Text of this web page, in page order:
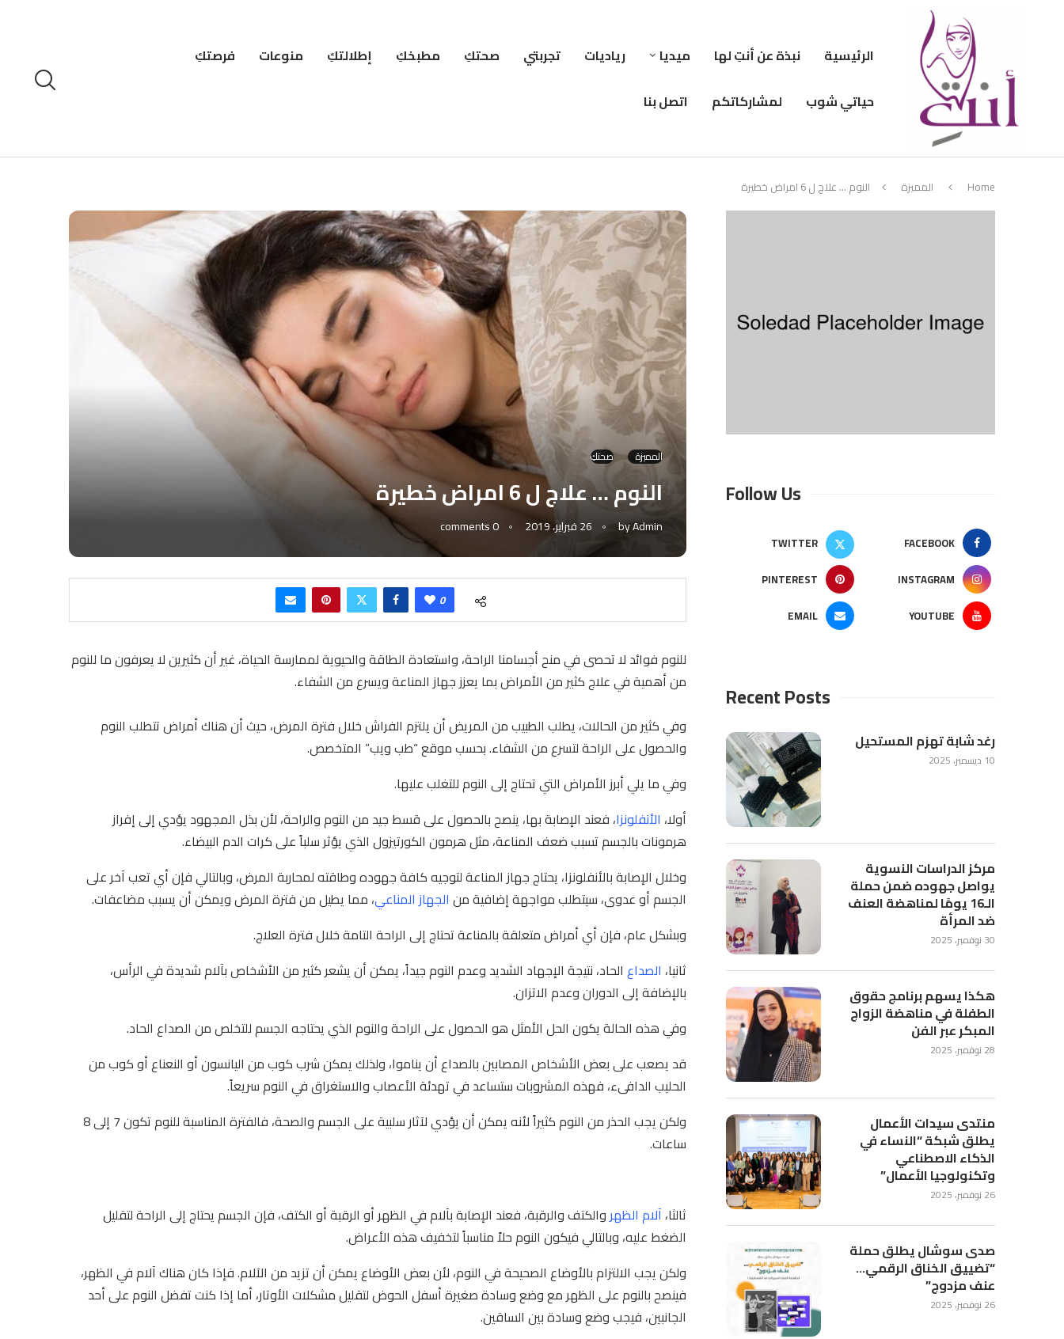
الرئيسية نبذة عن أنتِ لها ميديا رياديات تجربتي صحتكِ مطبخكِ إطلالتكِ منوعات
فرصتكِ
حياتي شوب
لمشاركاتكم اتصل بنا
Home المميزة النوم … علاج ل 6 امراض خطيرة
المميزة صحتكِ
النوم … علاج ل 6 امراض خطيرة
byAdmin 26 فبراير، 2019 0 comments
0
للنوم فوائد لا تحصى في منح أجسامنا الراحة، واستعادة الطاقة والحيوية لممارسة الحياة، غير أن كثيرين لا يعرفون ما للنوم
من أهمية في علاج كثير من الأمراض بما يعزز جهاز المناعة ويسرع من الشفاء.
وفي كثير من الحالات، يطلب الطبيب من المريض أن يلتزم الفراش خلال فترة المرض، حيث أن هناك أمراض تتطلب النوم
والحصول على الراحة لتسرع من الشفاء. بحسب موقع “طب ويب” المتخصص.
وفي ما يلي أبرز الأمراض التي تحتاج إلى النوم للتغلب عليها.
أولا، الأنفلونزا، فعند الإصابة بها، ينصح بالحصول على قسط جيد من النوم والراحة، لأن بذل المجهود يؤدي إلى إفراز
هرمونات بالجسم تسبب ضعف المناعة، مثل هرمون الكورتيزول الذي يؤثر سلباً على كرات الدم البيضاء.
وخلال الإصابة بالأنفلونزا، يحتاج جهاز المناعة لتوجيه كافة جهوده وطاقته لمحاربة المرض، وبالتالي فإن أي تعب آخر على
الجسم أو عدوى، سيتطلب مواجهة إضافية من الجهاز المناعي، مما يطيل من فترة المرض ويمكن أن يسبب مضاعفات.
وبشكل عام، فإن أي أمراض متعلقة بالمناعة تحتاج إلى الراحة التامة خلال فترة العلاج.
ثانيا، الصداع الحاد، نتيجة الإجهاد الشديد وعدم النوم جيداً، يمكن أن يشعر كثير من الأشخاص بآلام شديدة في الرأس،
بالإضافة إلى الدوران وعدم الاتزان.
وفي هذه الحالة يكون الحل الأمثل هو الحصول على الراحة والنوم الذي يحتاجه الجسم للتخلص من الصداع الحاد.
قد يصعب على بعض الأشخاص المصابين بالصداع أن يناموا، ولذلك يمكن شرب كوب من اليانسون أو النعناع أو كوب من
الحليب الدافىء، فهذه المشروبات ستساعد في تهدئة الأعصاب والاستغراق في النوم سريعاً.
ولكن يجب الحذر من النوم كثيراً لأنه يمكن أن يؤدي لآثار سلبية على الجسم والصحة، فالفترة المناسبة للنوم تكون 7 إلى 8
ساعات.
ثالثا، آلام الظهر والكتف والرقبة، فعند الإصابة بآلام في الظهر أو الرقبة أو الكتف، فإن الجسم يحتاج إلى الراحة لتقليل
الضغط عليه، وبالتالي فيكون النوم حلاً مناسباً لتخفيف هذه الأعراض.
ولكن يجب الالتزام بالأوضاع الصحيحة في النوم، لأن بعض الأوضاع يمكن أن تزيد من الآلام. فإذا كان هناك آلام في الظهر،
فينصح بالنوم على الظهر مع وضع وسادة صغيرة أسفل الحوض لتقليل مشكلات الأوتار، أما إذا كنت تفضل النوم على أحد
الجانبين، فيجب وضع وسادة بين الساقين.
Follow Us
FACEBOOK
TWITTER
INSTAGRAM
PINTEREST
YOUTUBE
EMAIL
Recent Posts
رغد شابة تهزم المستحيل
10 ديسمبر، 2025
مركز الدراسات النسوية
يواصل جهوده ضمن حملة
الـ16 يومًا لمناهضة العنف
ضد المرأة
30 نوفمبر، 2025
هكذا يسهم برنامج حقوق
الطفلة في مناهضة الزواج
المبكر عبر الفن
28 نوفمبر، 2025
منتدى سيدات الأعمال
يطلق شبكة “النساء في
الذكاء الاصطناعي
وتكنولوجيا الأعمال”
26 نوفمبر، 2025
صدى سوشال يطلق حملة
“تضييق الخناق الرقمي…
عنف مزدوج”
26 نوفمبر، 2025